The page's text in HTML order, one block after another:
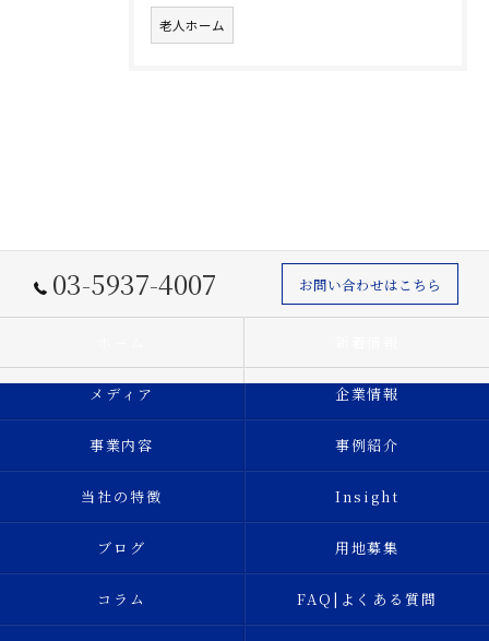
老人ホーム
03-5937-4007 お問い合わせはこちら
メディア 企業情報
事業内容 事例紹介
当社の特徴 Insight
ブログ 用地募集
コラム FAQ|よくある質問